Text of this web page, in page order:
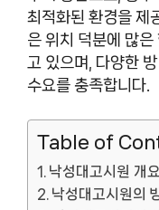
최적화된 환경을 제
은 위치 덕분에 많
고 있으며, 다양한
수요를 충족합니다.
Table of
낙성대고시원 개
낙성대고시원의